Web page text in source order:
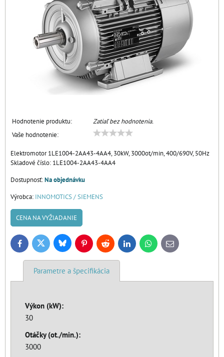
Hodnotenie produktu:
Zatiaľ bez hodnotenia.
Vaše hodnotenie:
Elektromotor 1LE1004-2AA43-4AA4, 30kW, 3000ot/min, 400/690V, 50Hz
Skladové číslo: 1LE1004-2AA43-4AA4
Dostupnosť:Na objednávku
Výrobca: INNOMOTICS / SIEMENS
CENA NA VYŽIADANIE
FacebookTwitter BlueskyPinterestReddit LinkedInWhatsApp
E-
mail
Parametre a špecifikácia
Výkon (kW):
30
Otáčky (ot./min.):
3000